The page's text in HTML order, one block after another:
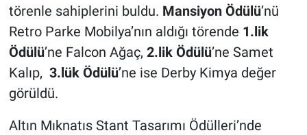
törenle sahiplerini buldu. Mansiyon Ödülü’nü
Retro Parke Mobilya’nın aldığı törende 1.lik
Ödülü’ne Falcon Ağaç, 2.lik Ödülü’ne Samet
Kalıp, 3.lük Ödülü’ne ise Derby Kimya değer
görüldü.
Altın Mıknatıs Stant Tasarımı Ödülleri’nde